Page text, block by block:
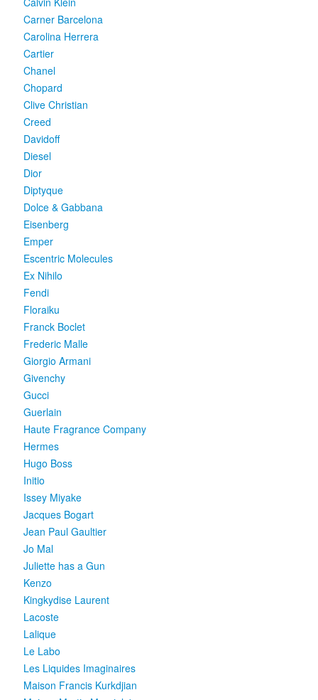
Carner Barcelona
Carolina Herrera
Cartier
Chanel
Chopard
Clive Christian
Creed
Davidoff
Diesel
Dior
Diptyque
Dolce & Gabbana
Eisenberg
Emper
Escentric Molecules
Ex Nihilo
Fendi
Floraiku
Franck Boclet
Frederic Malle
Giorgio Armani
Givenchy
Gucci
Guerlain
Haute Fragrance Company
Hermes
Hugo Boss
Initio
Issey Miyake
Jacques Bogart
Jean Paul Gaultier
Jo Mal
Juliette has a Gun
Kenzo
Kingkydise Laurent
Lacoste
Lalique
Le Labo
Les Liquides Imaginaires
Maison Francis Kurkdjian